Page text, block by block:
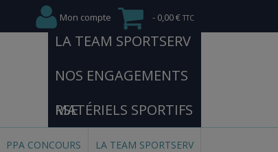
Mon compte 0,00 €
LA TEAM SPORTSERV
NOS ENGAGEMENTS
RSE
MATÉRIELS SPORTIFS
PPA CONCOURS LA TEAM SPORTSERV